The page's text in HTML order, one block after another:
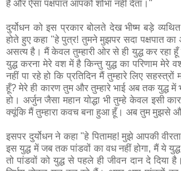
हैं और ऐसा पक्षपात आपको शोभा नहीं देता।"
दुर्योधन को इस प्रकार बोलते देख भीष्म बड़े
होते हुए कहा "हे पुत्र! तुमने मुझपर सदा पक्षपात का
असत्य है। मैं केवल तुम्हारी ओर से ही युद्ध कर रहा हूँ
युद्ध करना मेरे वश में है किन्तु युद्ध का परिणाम मेरे
नहीं पा रहे हो कि प्रतिदिन मैं तुम्हारे लिए सहस्त्रों
हूँ? मेरे ही कारण तुम और तुम्हारे भाई अब तक युद्ध में
हो। अर्जुन जैसा महान योद्धा भी तुम्हे केवल इसी
क्यूंकि मैं तुम्हारा कवच बना हुआ हूँ। अब तुम मुझसे
इसपर दुर्योधन ने कहा "हे पितामह! मुझे आपकी
इस युद्ध में जब तक पांडवों का वध नहीं होगा, मैं ये
तो पांडवों को युद्ध से पहले ही जीवन दान दे दिया